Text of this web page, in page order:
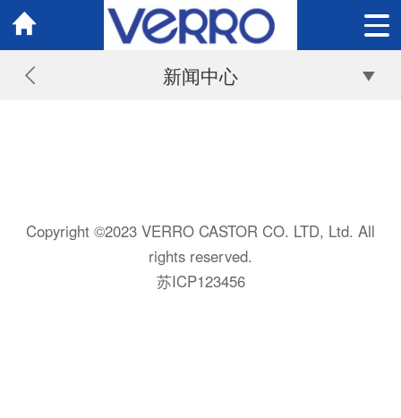
新闻中心
Copyright ©2023 VERRO CASTOR CO. LTD, Ltd. All
rights reserved.
苏ICP123456